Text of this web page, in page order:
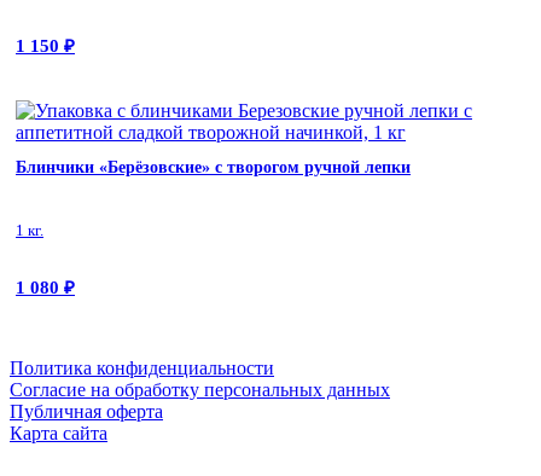
1 150 ₽
Блинчики «Берёзовские» с творогом ручной лепки
1 кг.
1 080 ₽
Политика конфиденциальности
Cогласие на обработку персональных данных
Публичная оферта
Карта сайта